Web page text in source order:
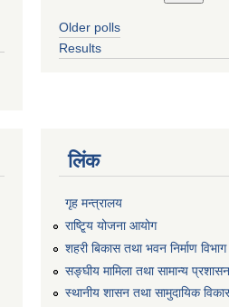
Older polls
Results
लिंक
गृह मन्त्रालय
राष्टि्ृय योजना आयोग
शहरी बिकास तथा भवन निर्माण विभाग
सङ्घीय मामिला तथा सामान्य
स्थानीय शासन तथा सामुदायिक